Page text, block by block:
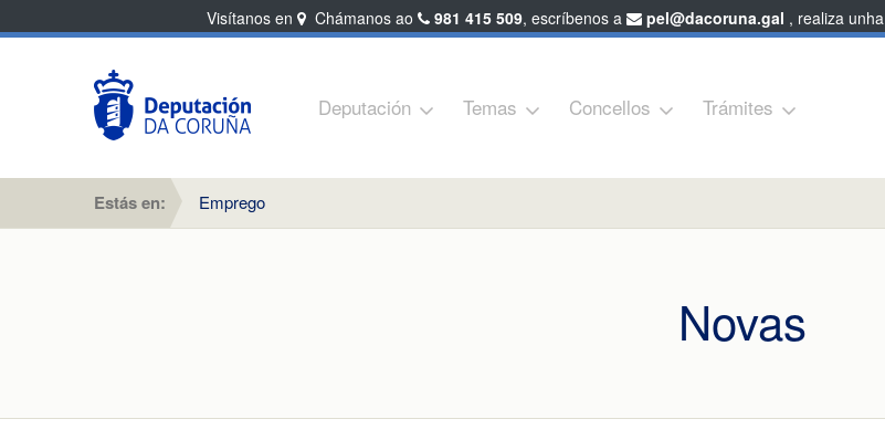
Deputación Temas Concellos Trámites
Estás en: Emprego
Novas
Visítanos en Chámanos ao 981 415 509, escríbenos a pel@dacoruna.gal , realiza unha